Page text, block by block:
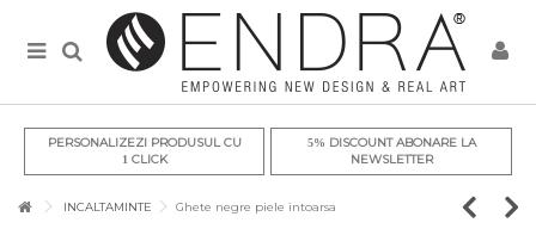
PERSONALIZEZI PRODUSUL CU
1CLICK
5% DISCOUNT ABONARE LA
NEWSLETTER
INCALTAMINTE Ghete negre piele intoarsa